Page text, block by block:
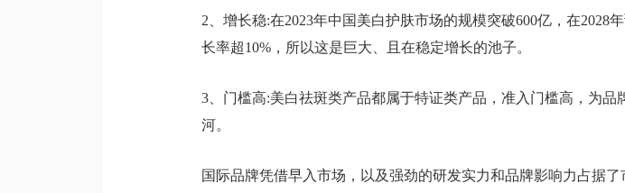
2、增长稳:在2023年中国美白护肤市场的规模突破600亿，在2028
长率超10%，所以这是巨大、且在稳定增长的池子。
3、门槛高:美白祛斑类产品都属于特证类产品，准入门槛高，为品
河。
国际品牌凭借早入市场，以及强劲的研发实力和品牌影响力占据